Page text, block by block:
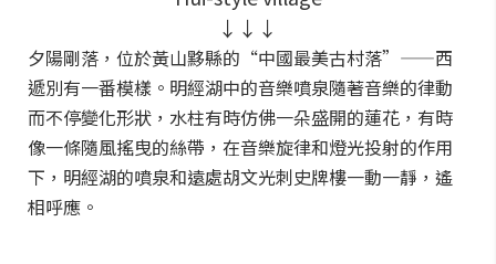
↓↓↓
夕陽剛落，位於黃山黟縣的“中國最美古村落”——西
遞別有一番模樣。明經湖中的音樂噴泉隨著音樂的律動
而不停變化形狀，水柱有時仿佛一朵盛開的蓮花，有時
像一條隨風搖曳的絲帶，在音樂旋律和燈光投射的作用
下，明經湖的噴泉和遠處胡文光刺史牌樓一動一靜，遙
相呼應。